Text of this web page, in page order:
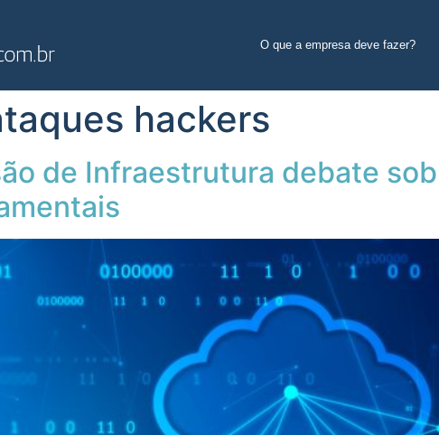
O que a empresa deve fazer?
hackers
de Infraestrutura debate